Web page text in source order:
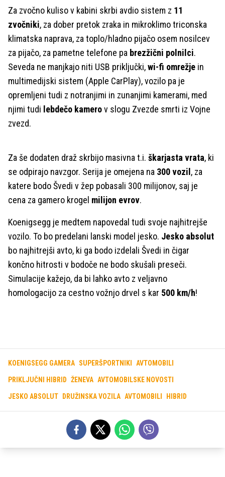
Za zvočno kuliso v kabini skrbi avdio sistem z 11
zvočniki, za dober pretok zraka in mikroklimo triconska
klimatska naprava, za toplo/hladno pijačo osem nosilcev
za pijačo, za pametne telefone pa brezžični polnilci.
Seveda ne manjkajo niti USB priključki,wi-fi omrežje in
multimedijski sistem (Apple CarPlay), vozilo pa je
opremljeni tudi z notranjimi in zunanjimi kamerami, med
njimi tudi lebdečo kamerov slogu Zvezde smrti iz Vojne
zvezd.
Za še dodaten draž skrbijo masivna t.i. škarjasta vrata, ki
se odpirajo navzgor. Serija je omejena na 300 vozil , za
katere bodo Švedi v žep pobasali 300 milijonov, saj je
cena za gamero krogel milijon evrov.
Koenigsegg je medtem napovedal tudi svoje najhitrejše
vozilo. To bo predelani lanski model jesko. Jesko absolut
bo najhitrejši avto, ki ga bodo izdelali Švedi in čigar
končno hitrosti v bodoče ne bodo skušali preseči.
Simulacije kažejo, da bi lahko avto z veljavno
homologacijo za cestno vožnjo drvel s kar 500 km/h!
KOENIGSEGG GAMERA SUPERŠPORTNIKI AVTOMOBILI
PRIKLJUČNI HIBRID ŽENEVA AVTOMOBILSKE NOVOSTI
JESKO ABSOLUT DRUŽINSKA VOZILA AVTOMOBILI HIBRID